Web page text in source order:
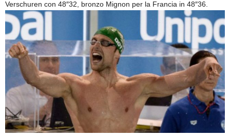
Verschuren con 48″32, bronzo Mignon per la Francia in 48″36.